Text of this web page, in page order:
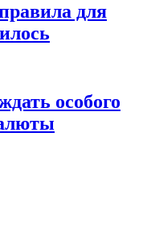
для
особого